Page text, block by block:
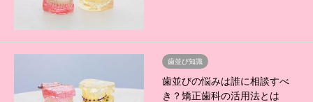
歯並び知識
歯並びの悩みは誰に相談すべ
き？矯正歯科の活用法とは